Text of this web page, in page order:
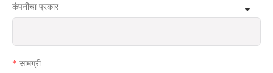
कंपनीचा प्रकार
सामग्री